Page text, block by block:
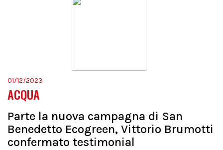
01/12/2023
ACQUA
Parte la nuova campagna di San
Benedetto Ecogreen, Vittorio Brumotti
confermato testimonial